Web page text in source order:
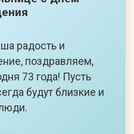
радость и
поздравляем,
73 года! Пусть
будут близкие и